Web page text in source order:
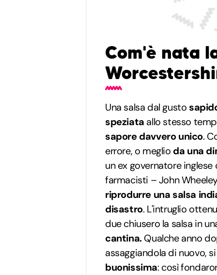
Com'è nata
Una salsa dal gusto
speziata allo stesso
sapore davvero unico.
errore, o meglio da una
un ex governatore inglese
farmacisti – John
riprodurre una salsa
disastro. L'intruglio
due chiusero la salsa in
cantina.Qualche anno
assaggiandola di nuovo,
buonissima: così